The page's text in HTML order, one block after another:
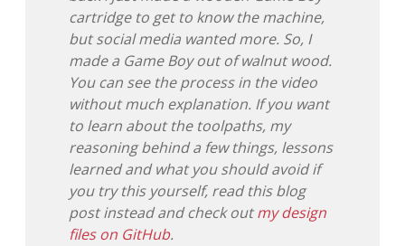
cartridge to get to know the machine,
but social media wanted more. So, I
made a Game Boy out of walnut wood.
You can see the process in the video
without much explanation. If you want
to learn about the toolpaths, my
reasoning behind a few things, lessons
learned and what you should avoid if
you try this yourself, read this blog
post instead and check outmy design
files on GitHub.